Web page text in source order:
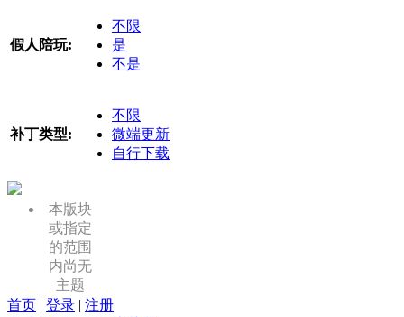
假人陪玩:
不限
是
不是
补丁类型:
不限
微端更新
自行下载
本版块
或指定
的范围
内尚无
主题
首页 | 登录 | 注册